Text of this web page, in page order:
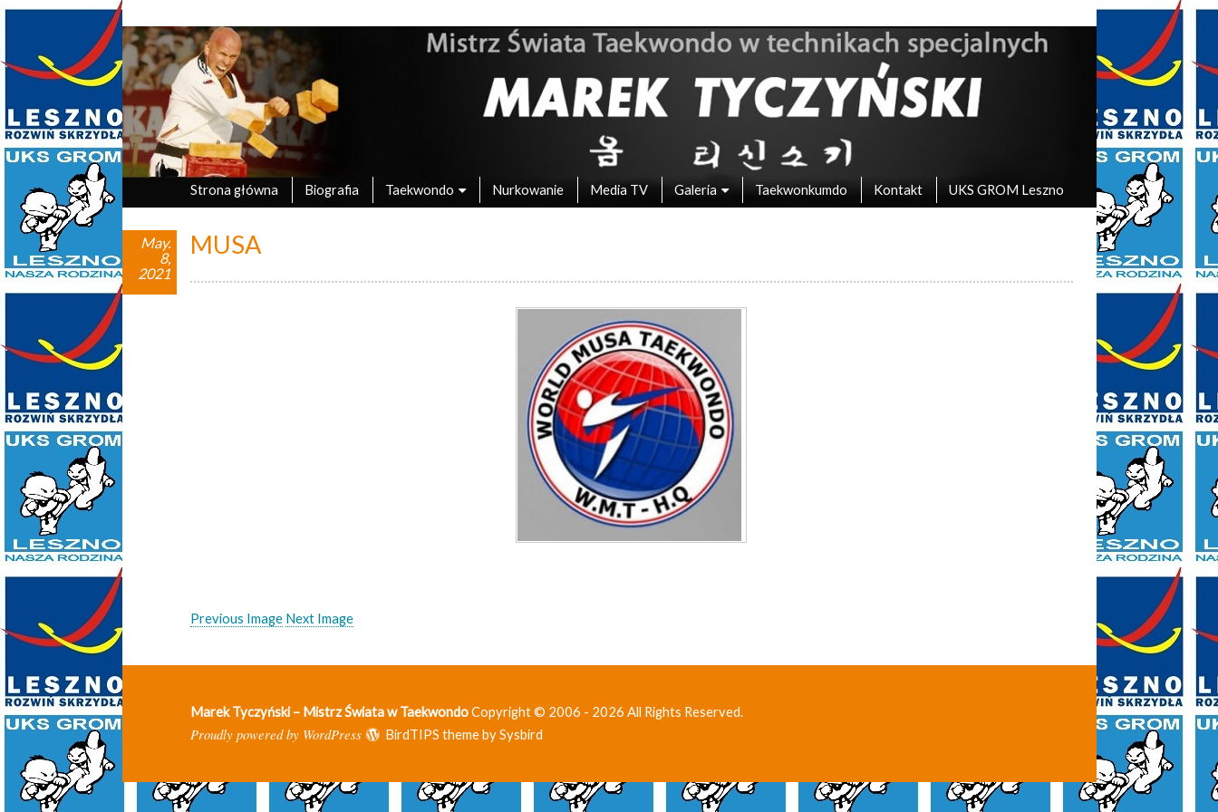
Marek Tyczyński – Mistrz Świata w Taekwondo
oficjalna strona UKS Grom Leszno
Strona główna Biografia Taekwondo Nurkowanie Media TV Galeria Taekwonkumdo Kontakt UKS GROM Leszno
MUSA
May.
8,
2021
Previous Image Next Image
Marek Tyczyński – Mistrz Świata w TaekwondoCopyright © 2006 - 2026 All Rights Reserved.
Proudly powered by WordPress BirdTIPS theme bySysbird